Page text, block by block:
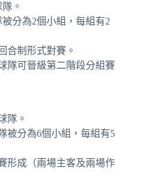
。
被分為2個小組，每組有2
合制形式對賽。
隊可晉級第二階段分組賽
隊。
被分為6個小組，每組有5
形成（兩場主客及兩場作